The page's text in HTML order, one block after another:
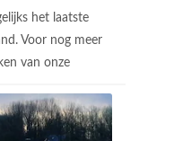
het laatste
Voor nog meer
van onze